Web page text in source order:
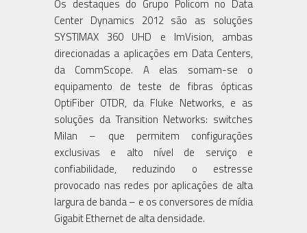
Os destaques do Grupo Policom no Data
Center Dynamics 2012 são as soluções
SYSTIMAX 360 UHD e ImVision, ambas
direcionadas a aplicações em Data Centers,
da CommScope. A elas somam-se o
equipamento de teste de fibras ópticas
OptiFiber OTDR, da Fluke Networks, e as
soluções da Transition Networks: switches
Milan – que permitem configurações
exclusivas e alto nível de serviço e
confiabilidade, reduzindo o estresse
provocado nas redes por aplicações de alta
largura de banda – e os conversores de mídia
Gigabit Ethernet de alta densidade.